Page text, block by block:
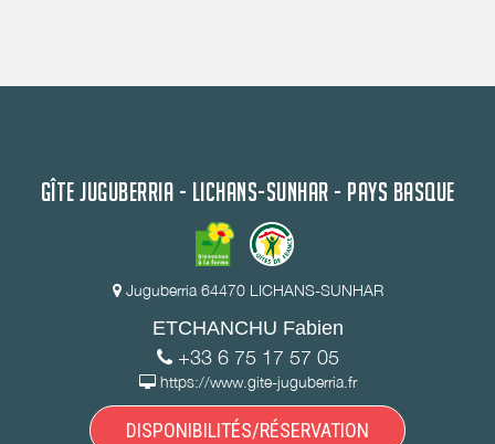
GÎTE JUGUBERRIA - LICHANS-SUNHAR - PAYS BASQUE
Juguberria 64470 LICHANS-SUNHAR
ETCHANCHU Fabien
+33 6 75 17 57 05
https://www.gite-juguberria.fr
DISPONIBILITÉS/RÉSERVATION